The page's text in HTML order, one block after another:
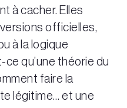
à cacher. Elles
officielles,
à la logique
ce qu’une théorie du
faire la
légitime… et une